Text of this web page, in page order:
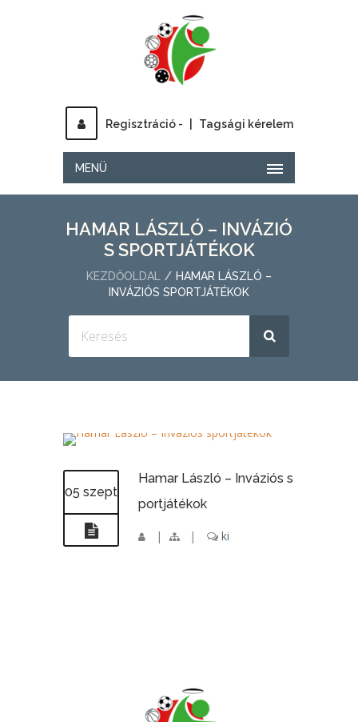
Regisztráció - Tagsági kérelem
MENÜ
HAMAR LÁSZLÓ – INVÁZIÓ
S SPORTJÁTÉKOK
KEZDŐOLDAL
HAMAR LÁSZLÓ –
INVÁZIÓS SPORTJÁTÉKOK
05 szept
Hamar László – Inváziós s
portjátékok
| | ki